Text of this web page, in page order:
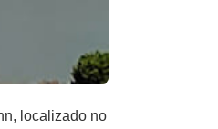
localizado no